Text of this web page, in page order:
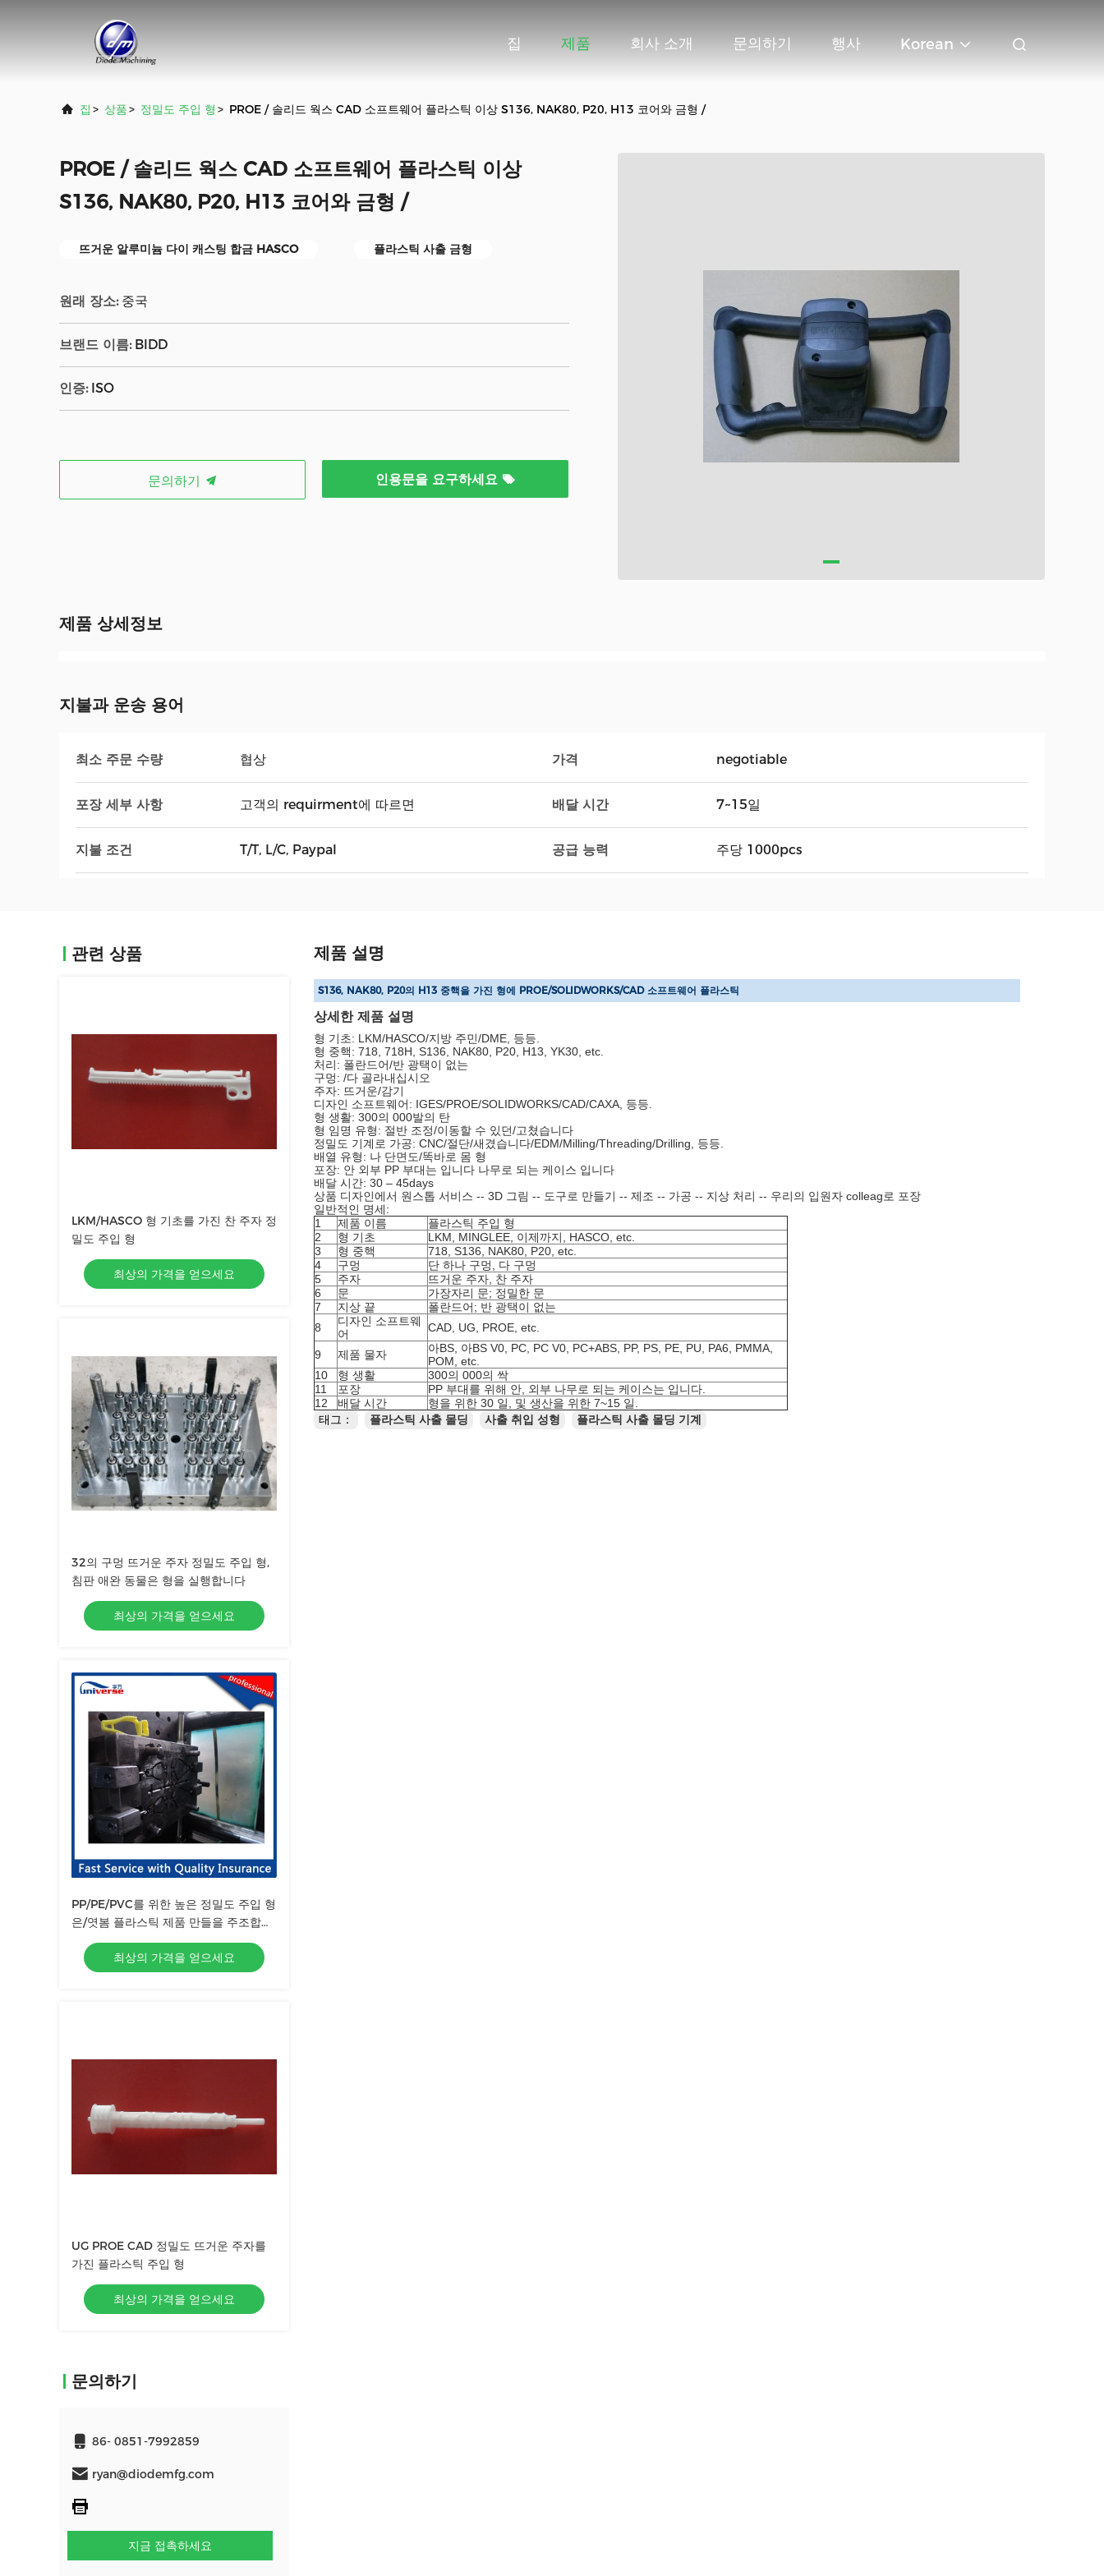
집 제품 회사 소개 문의하기 행사 Korean
집 > 상품> 정밀도 주입 형 > PROE / 솔리드 웍스 CAD 소프트웨어 플라스틱 이상 S136, NAK80, P20, H13 코어와 금형 /
PROE / 솔리드 웍스 CAD 소프트웨어 플라스틱 이상
S136, NAK80, P20, H13 코어와 금형 /
뜨거운 알루미늄 다이 캐스팅 합금 HASCO 플라스틱 사출 금형
원래 장소: 중국
브랜드 이름: BlDD
인증: ISO
문의하기 인용문을 요구하세요
제품 상세정보
지불과 운송 용어
최소 주문 수량 협상 가격 negotiable
포장 세부 사항 고객의 requirment에 따르면 배달 시간 7~15일
지불 조건 T/T, L/C, Paypal 공급 능력 주당 1000pcs
관련 상품
LKM/HASCO 형 기초를 가진 찬 주자 정
밀도 주입 형
최상의 가격을 얻으세요
32의 구멍 뜨거운 주자 정밀도 주입 형,
침판 애완 동물은 형을 실행합니다
최상의 가격을 얻으세요
PP/PE/PVC를 위한 높은 정밀도 주입 형
은/엿봄 플라스틱 제품 만들을 주조합니
최상의 가격을 얻으세요
UG PROE CAD 정밀도 뜨거운 주자를
가진 플라스틱 주입 형
최상의 가격을 얻으세요
문의하기
86- 0851-7992859
ryan@diodemfg.com
지금 접촉하세요
제품 설명
S136, NAK80, P20의 H13 중핵을 가진 형에 PROE/SOLIDWORKS/CAD 소프트웨어 플라스틱
상세한 제품 설명
형 기초: LKM/HASCO/지방 주민/DME, 등등.
형 중핵: 718, 718H, S136, NAK80, P20, H13, YK30, etc.
처리: 폴란드어/반 광택이 없는
구멍: /다 골라내십시오
주자: 뜨거운/감기
디자인 소프트웨어: IGES/PROE/SOLIDWORKS/CAD/CAXA, 등등.
형 생활: 300의 000발의 탄
형 임명 유형: 절반 조정/이동할 수 있던/고쳤습니다
정밀도 기계로 가공: CNC/절단/새겼습니다/EDM/Milling/Threading/Drilling, 등등.
배열 유형: 나 단면도/똑바로 몸 형
포장: 안 외부 PP 부대는 입니다 나무로 되는 케이스 입니다
배달 시간: 30 – 45days
상품 디자인에서 원스톱 서비스 -- 3D 그림 -- 도구로 만들기 -- 제조 -- 가공 -- 지상 처리 -- 우리의 입원자 colleag로 포장
일반적인 명세:
1
제품 이름
플라스틱 주입 형
2
형 기초
LKM, MINGLEE, 이제까지, HASCO, etc.
3
형 중핵
718, S136, NAK80, P20, etc.
4
구멍
단 하나 구멍, 다 구멍
5
주자
뜨거운 주자, 찬 주자
6
문
가장자리 문; 정밀한 문
7
지상 끝
폴란드어; 반 광택이 없는
8
디자인 소프트웨
어
CAD, UG, PROE, etc.
9 제품 물자
아BS, 아BS V0, PC, PC V0, PC+ABS, PP, PS, PE, PU, PA6, PMMA,
POM, etc.
10
형 생활
300의 000의 싹
11
포장
PP 부대를 위해 안, 외부 나무로 되는 케이스는 입니다.
12
배달 시간 형을 위한 30 일, 및 생산을 위한 7~15 일.
태그： 플라스틱 사출 몰딩 사출 취입 성형 플라스틱 사출 몰딩 기계